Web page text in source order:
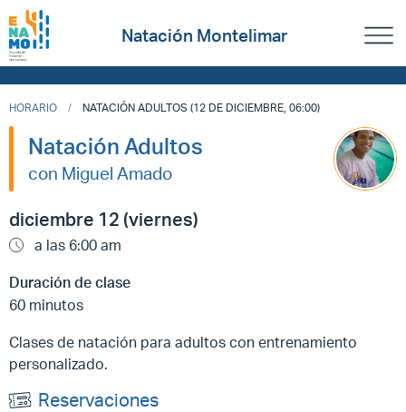
Natación Montelimar
HORARIO NATACIÓN ADULTOS (12 DE DICIEMBRE, 06:00)
Natación Adultos
con Miguel Amado
diciembre 12 (viernes)
a las 6:00 am
Duración de clase
60 minutos
Clases de natación para adultos con entrenamiento
personalizado.
Reservaciones